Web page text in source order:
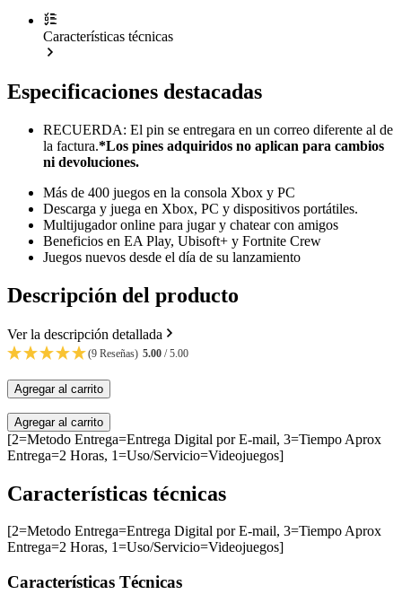
Características técnicas
Especificaciones destacadas
RECUERDA: El pin se entregara en un correo diferente al de
la factura.*Los pines adquiridos no aplican para cambios
ni devoluciones.
Más de 400 juegos en la consola Xbox y PC
Descarga y juega en Xbox, PC y dispositivos portátiles.
Multijugador online para jugar y chatear con amigos
Beneficios en EA Play, Ubisoft+ y Fortnite Crew
Juegos nuevos desde el día de su lanzamiento
Descripción del producto
Ver la descripción detallada
(9 Reseñas) 5.00 / 5.00
Agregar al carrito
Agregar al carrito
[2=Metodo Entrega=Entrega Digital por E-mail, 3=Tiempo Aprox
Entrega=2 Horas, 1=Uso/Servicio=Videojuegos]
Características técnicas
[2=Metodo Entrega=Entrega Digital por E-mail, 3=Tiempo Aprox
Entrega=2 Horas, 1=Uso/Servicio=Videojuegos]
Características Técnicas